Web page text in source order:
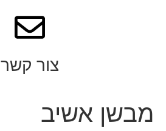
צור קשר
מבשן אשיב